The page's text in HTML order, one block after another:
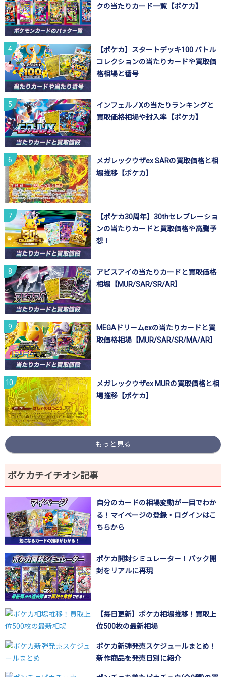
クの当たりカード一覧【ポケカ】
【ポケカ】スタートデッキ100 バトル
コレクションの当たりカードや買取価
格相場と番号
インフェルノXの当たりランキングと
買取価格相場や封入率【ポケカ】
メガレックウザex SARの買取価格と相
場推移【ポケカ】
【ポケカ30周年】30thセレブレーショ
ンの当たりカードと買取価格や高騰予
想！
アビスアイの当たりカードと買取価格
相場【MUR/SAR/SR/AR】
MEGAドリームexの当たりカードと買
取価格相場【MUR/SAR/SR/MA/AR】
メガレックウザex MURの買取価格と相
場推移【ポケカ】
もっと見る
ポケカチイチオシ記事
自分のカードの相場変動が一目でわか
る！マイページの登録・ログインはこ
ちらから
ポケカ開封シミュレーター！パック開
封をリアルに再現
【毎日更新】ポケカ相場推移！買取上
位500枚の最新相場
ポケカ新弾発売スケジュールまとめ！
新作商品を発売日別に紹介